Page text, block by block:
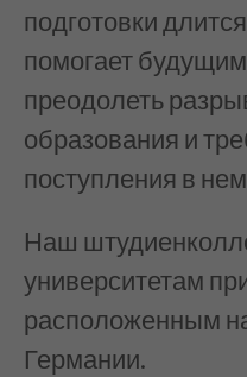
подготовки
помогает
преодолеть
образования и
поступления в
Наш
университетам
расположенным
Германии.